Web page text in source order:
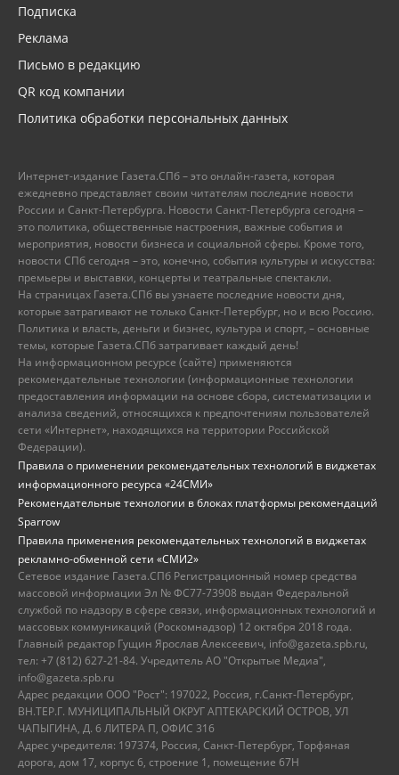
Подписка
Реклама
Письмо в редакцию
QR код компании
Политика обработки персональных данных
Интернет-издание Газета.СПб – это онлайн-газета, которая
ежедневно представляет своим читателям последние новости
России и Санкт-Петербурга. Новости Санкт-Петербурга сегодня –
это политика, общественные настроения, важные события и
мероприятия, новости бизнеса и социальной сферы. Кроме того,
новости СПб сегодня – это, конечно, события культуры и искусства:
премьеры и выставки, концерты и театральные спектакли.
На страницах Газета.СПб вы узнаете последние новости дня,
которые затрагивают не только Санкт-Петербург, но и всю Россию.
Политика и власть, деньги и бизнес, культура и спорт, – основные
темы, которые Газета.СПб затрагивает каждый день!
На информационном ресурсе (сайте) применяются
рекомендательные технологии (информационные технологии
предоставления информации на основе сбора, систематизации и
анализа сведений, относящихся к предпочтениям пользователей
сети «Интернет», находящихся на территории Российской
Федерации).
Правила о применении рекомендательных технологий в виджетах
информационного ресурса «24СМИ»
Рекомендательные технологии в блоках платформы рекомендаций
Sparrow
Правила применения рекомендательных технологий в виджетах
рекламно-обменной сети «СМИ2»
Сетевое издание Газета.СПб Регистрационный номер средства
массовой информации Эл № ФС77-73908 выдан Федеральной
службой по надзору в сфере связи, информационных технологий и
массовых коммуникаций (Роскомнадзор) 12 октября 2018 года.
Главный редактор Гущин Ярослав Алексеевич, info@gazeta.spb.ru,
тел: +7 (812) 627-21-84. Учредитель АО "Открытые Медиа",
info@gazeta.spb.ru
Адрес редакции ООО "Рост": 197022, Россия, г.Санкт-Петербург,
ВН.ТЕР.Г. МУНИЦИПАЛЬНЫЙ ОКРУГ АПТЕКАРСКИЙ ОСТРОВ, УЛ
ЧАПЫГИНА, Д. 6 ЛИТЕРА П, ОФИС 316
Адрес учредителя: 197374, Россия, Санкт-Петербург, Торфяная
дорога, дом 17, корпус 6, строение 1, помещение 67Н